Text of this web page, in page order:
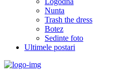
Nunta
Trash the dress
Botez
Sedinte foto
Ultimele postari